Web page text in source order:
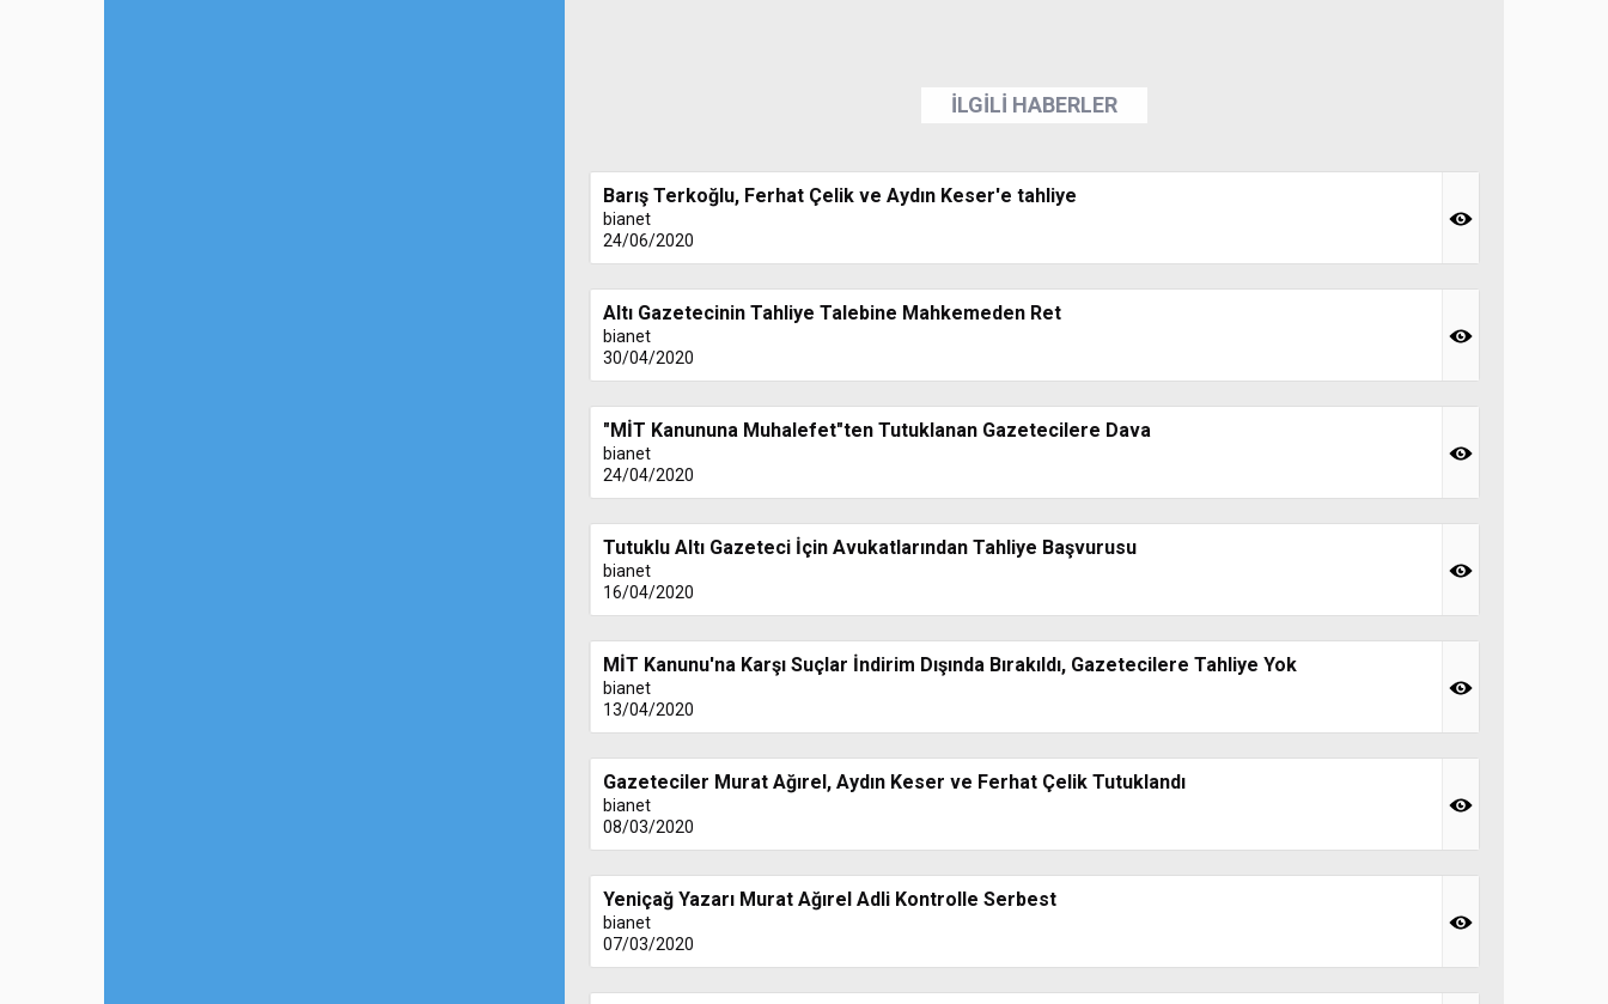
İLGİLİ HABERLER
Barış Terkoğlu, Ferhat Çelik ve Aydın Keser'e tahliye
bianet
24/06/2020
Altı Gazetecinin Tahliye Talebine Mahkemeden Ret
bianet
30/04/2020
"MİT Kanununa Muhalefet"ten Tutuklanan Gazetecilere Dava
bianet
24/04/2020
Tutuklu Altı Gazeteci İçin Avukatlarından Tahliye Başvurusu
bianet
16/04/2020
MİT Kanunu'na Karşı Suçlar İndirim Dışında Bırakıldı, Gazetecilere Tahliye Yok
bianet
13/04/2020
Gazeteciler Murat Ağırel, Aydın Keser ve Ferhat Çelik Tutuklandı
bianet
08/03/2020
Yeniçağ Yazarı Murat Ağırel Adli Kontrolle Serbest
bianet
07/03/2020